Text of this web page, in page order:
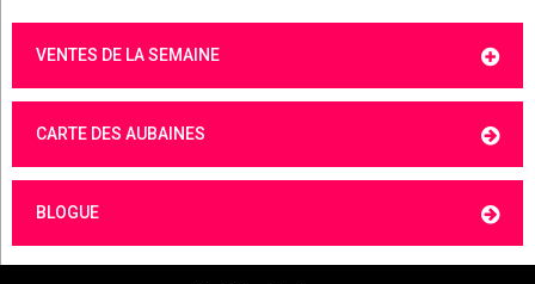
VENTES DE LA SEMAINE
CARTE DES AUBAINES
BLOGUE